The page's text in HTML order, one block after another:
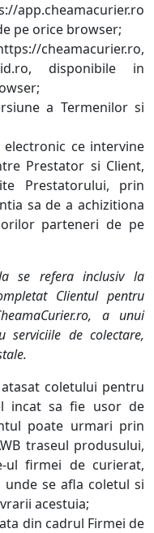
app.cheamacurier.ro
pe orice browser;
cheamacurier.ro,
disponibile in
a Termenilor si
ce intervine
Prestator si Client,
Prestatorului, prin
sa de a achizitiona
parteneri de pe
se refera inclusiv la
Clientul pentru
a unui
serviciile de colectare,
coletului pentru
incat sa fie usor de
poate urmari prin
traseul produsului,
ul firmei de curierat,
se afla coletul si
acestuia;
din cadrul Firmei de